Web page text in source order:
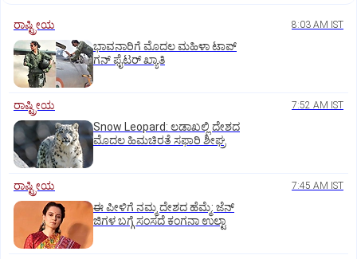
ರಾಷ್ಟ್ರೀಯ 8:03 AM IST
ಭಾವನಾರಿಗೆ ಮೊದಲ ಮಹಿಳಾ ಟಾಪ್‌
ಗನ್‌ ಫೈಟರ್‌ ಖ್ಯಾತಿ
ರಾಷ್ಟ್ರೀಯ 7:52 AM IST
Snow Leopard: ಲಡಾಖಲ್ಲಿ ದೇಶದ
ಮೊದಲ ಹಿಮಚಿರತೆ ಸಫಾರಿ ಶೀಘ್ರ
ರಾಷ್ಟ್ರೀಯ 7:45 AM IST
ಈ ಪೀಳಿಗೆ ನಮ್ಮ ದೇಶದ ಹೆಮ್ಮೆ: ಜೆನ್‌
ಜಿಗಳ ಬಗ್ಗೆ ಸಂಸದೆ ಕಂಗನಾ ಉಲ್ಟಾ